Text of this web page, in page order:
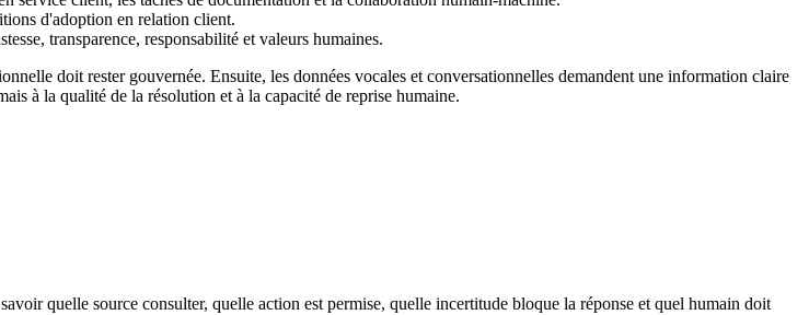
d'adoption en relation client.
transparence, responsabilité et valeurs humaines.
doit rester gouvernée. Ensuite, les données vocales et conversationnelles demandent une information claire
à la qualité de la résolution et à la capacité de reprise humaine.
quelle source consulter, quelle action est permise, quelle incertitude bloque la réponse et quel humain doit